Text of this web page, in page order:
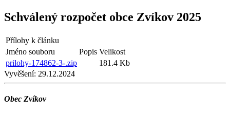
Schválený rozpočet obce Zvíkov 2025
Přílohy k článku
Jméno souboru
Popis Velikost
prilohy-174862-3-.zip
181.4 Kb
Vyvěšení: 29.12.2024
Obec Zvíkov